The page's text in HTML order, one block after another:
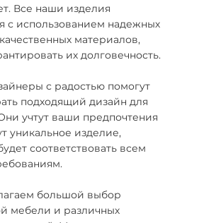
Все наши изделия
с использованием надежных
материалов,
их долговечность.
с радостью помогут
подходящий дизайн для
учтут ваши предпочтения
уникальное изделие,
соответствовать всем
большой выбор
мебели и различных